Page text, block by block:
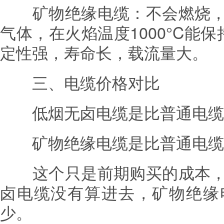
矿物绝缘电缆：不会燃烧
气体，在火焰温度1000°C能
定性强，寿命长，载流量大。
三、电缆价格对比
低烟无卤电缆是比普通电缆
矿物绝缘电缆是比普通电缆
这个只是前期购买的成本
卤电缆没有算进去，矿物绝
少。